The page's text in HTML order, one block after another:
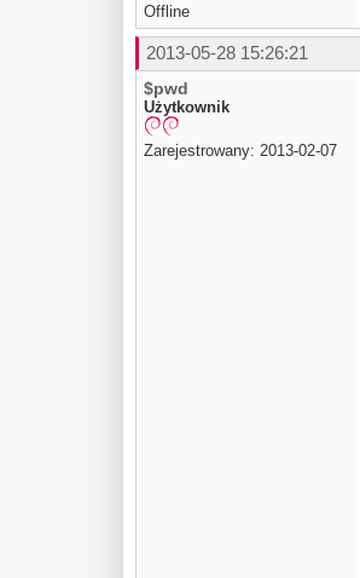
Offline
2013-05-28 15:26:21
$pwd
Użytkownik
Zarejestrowany: 2013-02-07